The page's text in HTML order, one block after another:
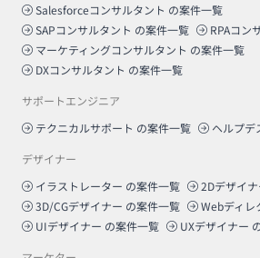
Salesforceコンサルタント の案件一覧
SAPコンサルタント の案件一覧 RPAコン
マーケティングコンサルタント の案件一覧
DXコンサルタント の案件一覧
サポートエンジニア
テクニカルサポート の案件一覧 ヘルプデ
デザイナー
イラストレーター の案件一覧 2Dデザイナ
3D/CGデザイナー の案件一覧 Webディレ
UIデザイナー の案件一覧 UXデザイナー